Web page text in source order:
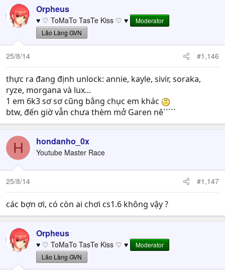
Orpheus
♥ ♡ ToMaTo TasTe Kiss ♡ ♥
Moderator
Lão Làng GVN
25/8/14 #1,146
thực ra đang định unlock: annie, kayle, sivir, soraka,
ryze, morgana và lux...
1 em 6k3 sơ sơ cũng bằng chục em khác
btw, đến giờ vẫn chưa thèm mở Garen nê`````
H hondanho_0x
Youtube Master Race
25/8/14 #1,147
các bợn ơi, có còn ai chơi cs1.6 không vậy ?
Orpheus
♥ ♡ ToMaTo TasTe Kiss ♡ ♥
Moderator
Lão Làng GVN